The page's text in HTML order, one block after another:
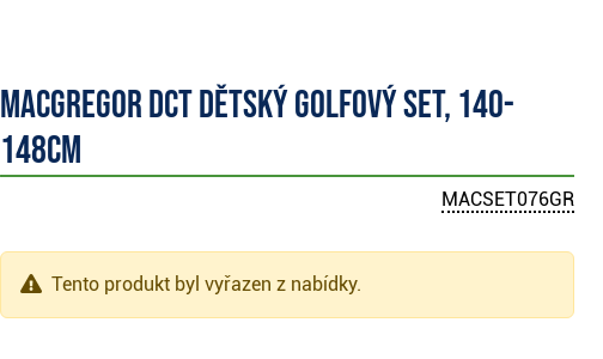
MacGregor DCT dětský golfový set, 140-
148cm
MACSET076GR
Tento produkt byl vyřazen z nabídky.